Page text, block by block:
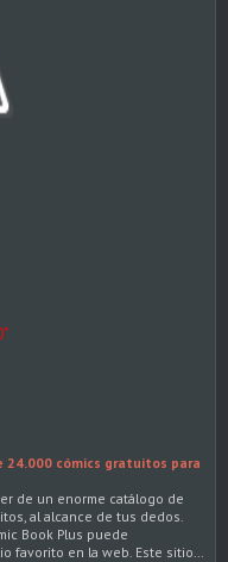
24.000 cómics gratuitos para
de un enorme catálogo de
al alcance de tus dedos.
Book Plus puede
favorito en la web. Este sitio…